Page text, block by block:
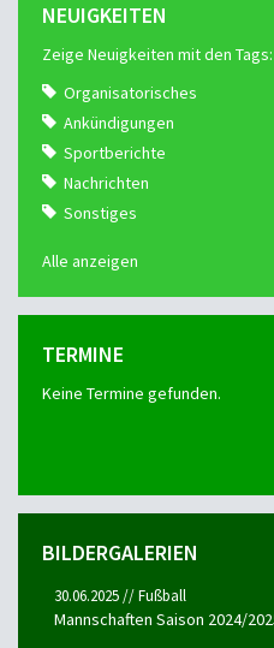
NEUIGKEITEN
Zeige Neuigkeiten mit den Tags:
Organisatorisches
Ankündigungen
Sportberichte
Nachrichten
Sonstiges
Alle anzeigen
TERMINE
Keine Termine gefunden.
BILDERGALERIEN
30.06.2025 // Fußball
Mannschaften Saison 2024/